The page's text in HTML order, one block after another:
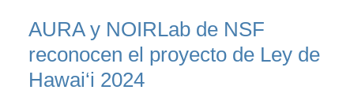
AURA y NOIRLab de NSF
reconocen el proyecto de Ley de
Hawai‘i 2024